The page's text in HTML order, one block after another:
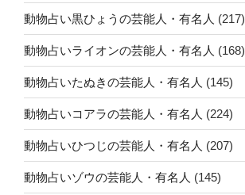
動物占い黒ひょうの芸能人・有名人 (217)
動物占いライオンの芸能人・有名人 (168)
動物占いたぬきの芸能人・有名人 (145)
動物占いコアラの芸能人・有名人 (224)
動物占いひつじの芸能人・有名人 (207)
動物占いゾウの芸能人・有名人 (145)